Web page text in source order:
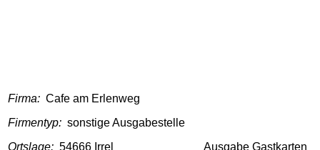
Firma: Cafe am Erlenweg
Firmentyp: sonstige Ausgabestelle
Ortslage: 54666 Irrel Ausgabe Gastkarten